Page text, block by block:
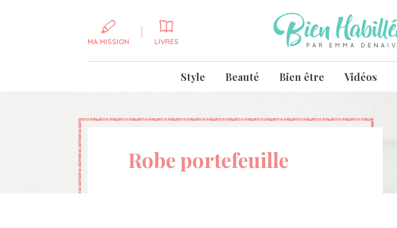
MA MISSION LIVRES
Style Beauté Bien être Vidéos
Robe portefeuille